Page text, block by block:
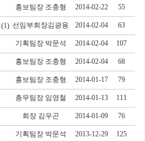
홍보팀장 조충형 2014-02-22 55
(1) 선임부회장김광용 2014-02-04 63
기획팀장 박문석 2014-02-04 107
홍보팀장 조충형 2014-02-04 68
홍보팀장 조충형 2014-01-17 79
총무팀장 임영철 2014-01-13 111
회장 김우곤 2014-01-09 76
기획팀장 박문석 2013-12-29 125